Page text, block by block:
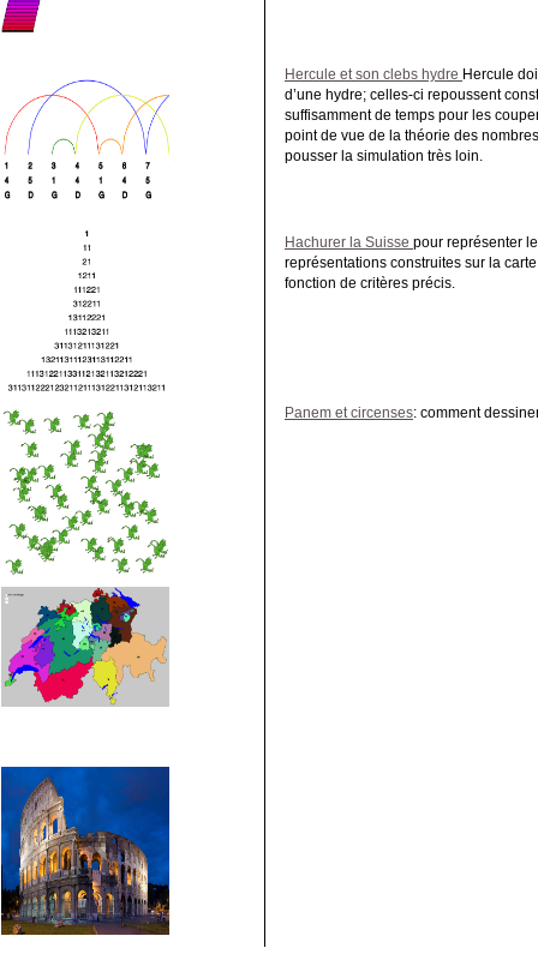
Hercule et son clebs hydre Hercule
d’une hydre; celles-ci repoussent
suffisamment de temps pour les
point de vue de la théorie des
pousser la simulation très loin.
Hachurer la Suisse pour représenter
représentations construites sur la
fonction de critères précis.
Panem et circenses: comment